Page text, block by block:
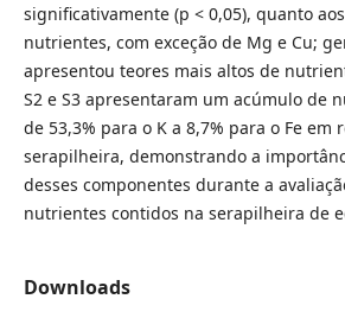
significativamente (p < 0,05), quanto
nutrientes, com exceção de Mg e Cu;
apresentou teores mais altos de
S2 e S3 apresentaram um acúmulo de
de 53,3% para o K a 8,7% para o Fe em
serapilheira, demonstrando a
desses componentes durante a
nutrientes contidos na serapilheira de
Downloads